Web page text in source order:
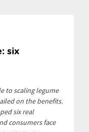
six
to scaling legume
on the benefits.
six real
consumers face